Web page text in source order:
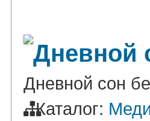
Дневной
Дневной сон
Каталог: